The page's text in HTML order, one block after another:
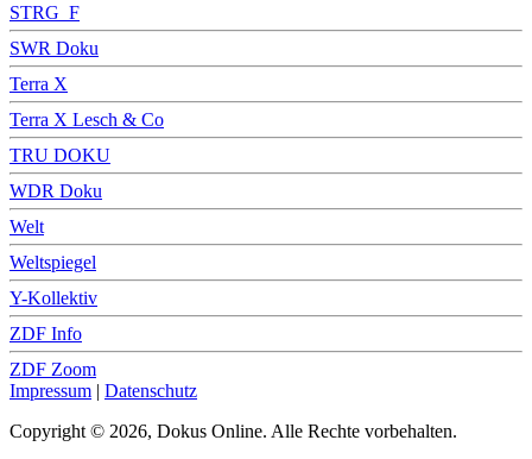
STRG_F
SWR Doku
Terra X
Terra X Lesch & Co
TRU DOKU
WDR Doku
Welt
Weltspiegel
Y-Kollektiv
ZDF Info
ZDF Zoom
Impressum | Datenschutz
Copyright © 2026, Dokus Online. Alle Rechte vorbehalten.